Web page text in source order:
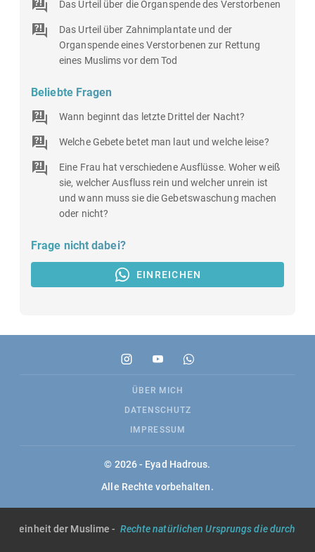
Das Urteil über die Organspende des Verstorbenen
Das Urteil über Zahnimplantate und der
Organspende eines Verstorbenen zur Rettung
eines Muslims vor dem Tod
Beliebte Fragen
Wann beginnt das letzte Drittel der Nacht?
Welche Gebete betet man laut und welche leise?
Eine Frau hat verschiedene Ausflüsse. Woher weiß
sie, welcher Ausfluss rein und welcher unrein ist
und wann muss sie die Gebetswaschung machen
oder nicht?
Frage nicht dabei?
EINREICHEN
ÜBER MICH
DATENSCHUTZ
IMPRESSUM
© 2026 - Eyad Hadrous.
Alle Rechte vorbehalten.
der Muslime -Rechte natürlichen Ursprungs die durch die